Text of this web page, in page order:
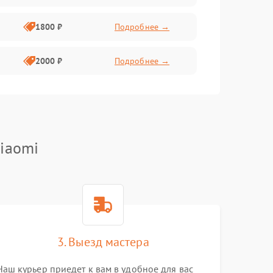
1800 ₽ Подробнее →
2000 ₽ Подробнее →
3. Выезд мастера
курьер приедет к вам в удобное для вас